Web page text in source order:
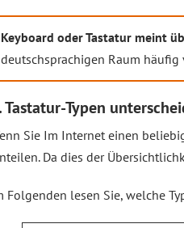
Keyboard oder Tastatur meint
deutschsprachigen Raum häufig
Tastatur-Typen
Sie Im Internet einen
Da dies der
Folgenden lesen Sie, welche